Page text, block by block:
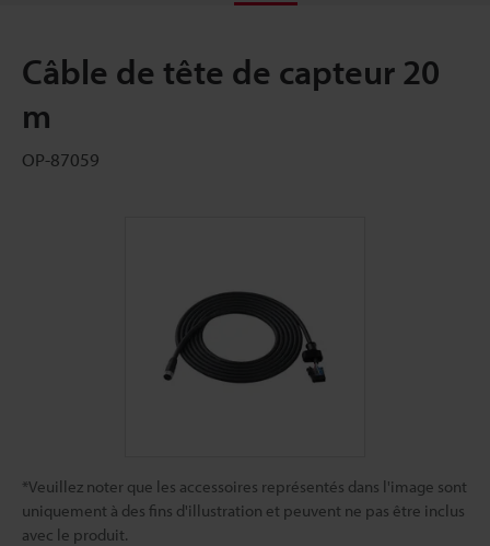
Câble de tête de capteur 20
m
OP-87059
*Veuillez noter que les accessoires représentés dans l'image sont
uniquement à des fins d'illustration et peuvent ne pas être inclus
avec le produit.